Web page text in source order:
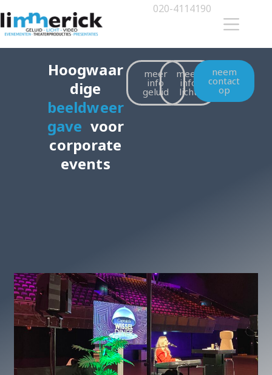
020-4114190
Hoogwaar
dige
beeldweer
gave voor
corporate
events
meer
info
geluid
meer
info
licht
neem
contact
op